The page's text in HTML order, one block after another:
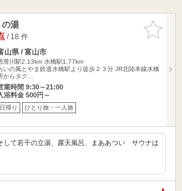
お気に入
りに追加
湯
/ 18 件
山県 / 富山市
滑川駅2.13km 水橋駅1.77km
いの風とやま鉄道水橋駅より徒歩２３分 JR北陸本線水橋
からタク…
業時間 9:30～21:00
浴料金 500円～
日帰り ひとり旅・一人旅
て若干の立湯、露天風呂、まああつい サウナは